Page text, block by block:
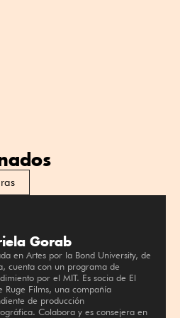
Gorab
en Artes por la Bond University, de
cuenta con un programa de
por el MIT. Es socia de El
Ruge Films, una compañía
de producción
Colabora y es consejera en